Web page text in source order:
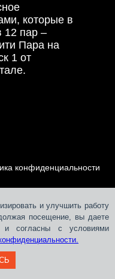
и улучшить работу
посещение, вы даете
и согласны с условиями
которые в
12 пар –
Пара на
1 от
конфиденциальности
МЕДІА